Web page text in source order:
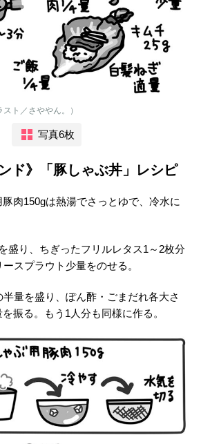
ト／さややん。）
写真6枚
ド》「豚しゃぶ丼」レシピ
豚肉150gは熱湯でさっとゆで、冷水に
盛り、ちぎったフリルレタス1～2枚分
ースプラウト少量をのせる。
半量を盛り、ぽん酢・ごまだれ各大さ
振る。もう1人分も同様に作る。